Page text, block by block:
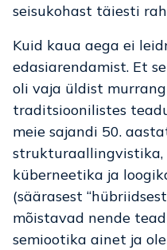
seisukohast täiesti
Kuid kaua aega ei
edasiarendamist. Et
oli vaja üldist
traditsioonilistes
meie sajandi 50.
strukturaallingvistika,
küberneetika ja
(säärasest
mõistavad nende
semiootika ainet ja